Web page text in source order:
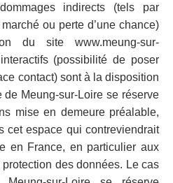
indirects (tels par
ou perte d’une chance)
du site www.meung-sur-
(possibilité de poser
contact) sont à la disposition
Meung-sur-Loire se réserve
mise en demeure préalable,
cet espace qui contreviendrait
en France, en particulier aux
des données. Le cas